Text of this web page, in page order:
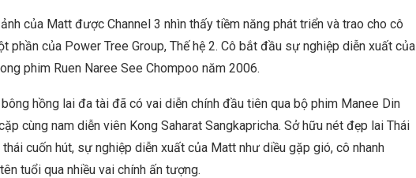
của Matt được Channel 3 nhìn thấy tiềm năng phát triển và trao cho cô
phần của Power Tree Group, Thế hệ 2. Cô bắt đầu sự nghiệp diễn xuất của
phim Ruen Naree See Chompoo năm 2006.
hồng lai đa tài đã có vai diễn chính đầu tiên qua bộ phim Manee Din
cùng nam diễn viên Kong Saharat Sangkapricha. Sở hữu nét đẹp lai Thái
cuốn hút, sự nghiệp diễn xuất của Matt như diều gặp gió, cô nhanh
tuổi qua nhiều vai chính ấn tượng.